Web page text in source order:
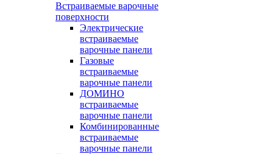
Встраиваемые варочные
поверхности
Электрические
встраиваемые
варочные панели
Газовые
встраиваемые
варочные панели
ДОМИНО
встраиваемые
варочные панели
Комбинированные
встраиваемые
варочные панели